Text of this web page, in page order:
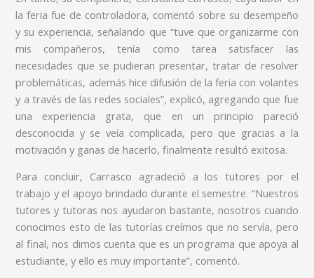
la feria fue de controladora, comentó sobre su desempeño
y su experiencia, señalando que “tuve que organizarme con
mis compañeros, tenía como tarea satisfacer las
necesidades que se pudieran presentar, tratar de resolver
problemáticas, además hice difusión de la feria con volantes
y a través de las redes sociales”, explicó, agregando que fue
una experiencia grata, que en un principio pareció
desconocida y se veía complicada, pero que gracias a la
motivación y ganas de hacerlo, finalmente resultó exitosa.
Para concluir, Carrasco agradeció a los tutores por el
trabajo y el apoyo brindado durante el semestre. “Nuestros
tutores y tutoras nos ayudaron bastante, nosotros cuando
conocimos esto de las tutorías creímos que no servía, pero
al final, nos dimos cuenta que es un programa que apoya al
estudiante, y ello es muy importante”, comentó.